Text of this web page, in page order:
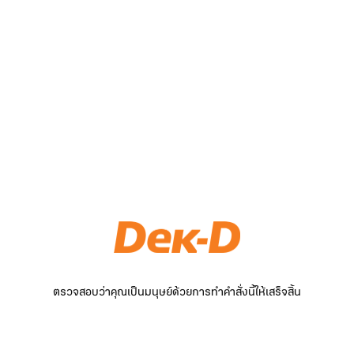
ตรวจสอบว่าคุณเป็นมนุษย์ด้วยการทำคำสั่งนี้ให้เสร็จสิ้น